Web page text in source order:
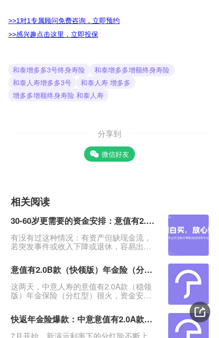
>>1对1专属顾问免费咨询，立即预约
>>感兴趣点击这里，立即投保
和泰增多多3号终身寿险
和泰增多多增额终身寿险
和泰人寿增多多3号
和泰人寿 增多多
增多多增额终身寿险 和泰人寿
分享到
微信好友
相关阅读
30-60岁更需要的资金安排：意值有2.0B款（快领版）分红年金险
有没有过这种情况：有资产但缺现金流，
若突发事件或收入下降或退休，容易出现
活。&nbsp;一笔安全的、能提供持续现金
流、在急需用钱时又能无损失拿回的资
金，在这时候就显得特别重要。&nbsp;中
意意值有2.0B款（快领版）年金保险（分
红型）：回血快、返钱快、资金安全，提
更需要的资金规划。&n
意值有2.0B款（快领版）年金险（分红型）相比A款有哪些优势？
这两天，中意人寿的意值有2.0A款（稳领
版）年金保险（分红型）很火，资金安
个系列还有个B款（快领版）：这款有哪些
保障？与A款有哪些区别？今日就来测一测
意值有2.0B款（快领版）年金保险（分红
快返年金险爆款：中意意值有2.0A款年金保险（分红型）来了
7月开始，新演示利率下的分红险不断上